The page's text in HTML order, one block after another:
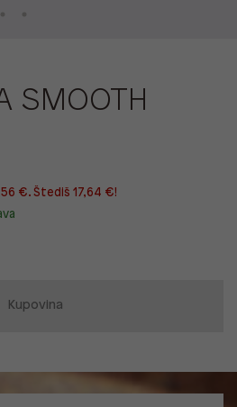
SMOOTH
€. Štediš 17,64 €!
Kupovina